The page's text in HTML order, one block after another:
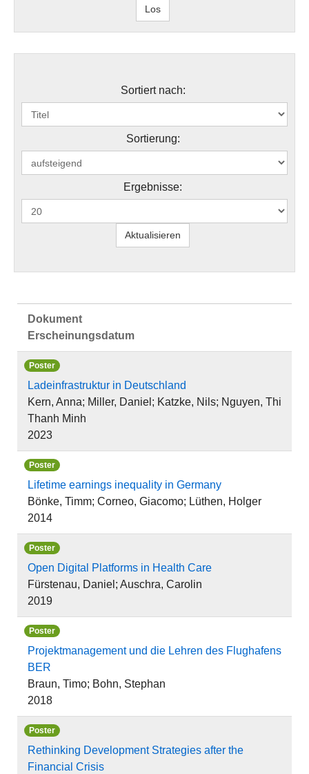
Sortiert nach:
Sortierung:
Ergebnisse:
Dokument
Erscheinungsdatum
Poster
Ladeinfrastruktur in Deutschland
Kern, Anna; Miller, Daniel; Katzke, Nils; Nguyen, Thi
Thanh Minh
2023
Poster
Lifetime earnings inequality in Germany
Bönke, Timm; Corneo, Giacomo; Lüthen, Holger
2014
Poster
Open Digital Platforms in Health Care
Fürstenau, Daniel; Auschra, Carolin
2019
Poster
Projektmanagement und die Lehren des Flughafens
BER
Braun, Timo; Bohn, Stephan
2018
Poster
Rethinking Development Strategies after the
Financial Crisis